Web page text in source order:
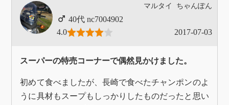
マルタイ ちゃんぽん
nc7004902
4.0
2017-07-03
スーパーの特売コーナーで偶然見かけました。
初めて食べましたが、長崎で食べたチャンポンのよ
うに具材もスープもしっかりしたものだったと思い